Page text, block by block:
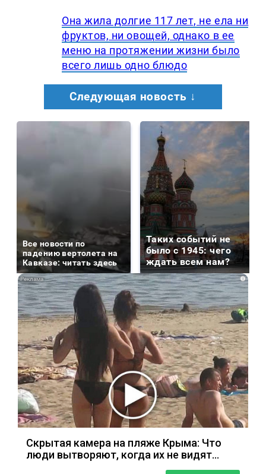
Она жила долгие 117 лет, не ела ни
фруктов, ни овощей, однако в ее
меню на протяжении жизни было
всего лишь одно блюдо
Следующая новость ↓
Все новости по
падению вертолета на
Кавказе: читать здесь
Таких событий не
было с 1945: чего
ждать всем нам?
i
Скрытая камера на пляже Крыма: Что
люди вытворяют, когда их не видят...